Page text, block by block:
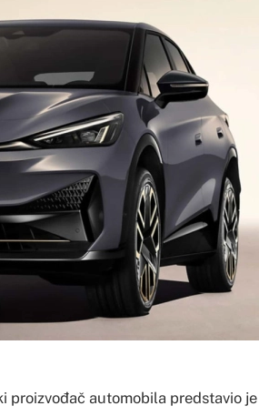
proizvođač automobila predstavio